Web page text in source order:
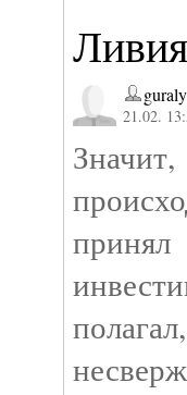
Ливия
21.02.